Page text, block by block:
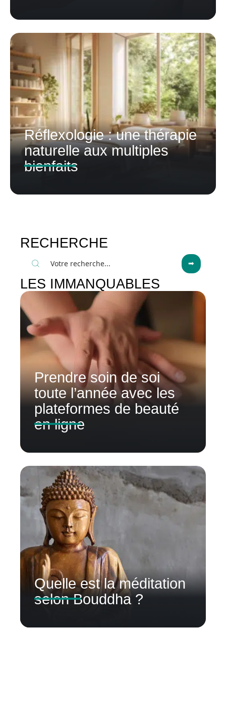
Réflexologie : une thérapie
naturelle aux multiples
bienfaits
RECHERCHE
LES IMMANQUABLES
Prendre soin de soi
toute l’année avec les
plateformes de beauté
en ligne
Quelle est la méditation
selon Bouddha ?